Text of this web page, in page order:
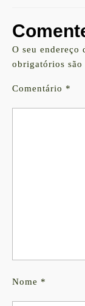
O seu endereço
obrigatórios são
Comentário *
Nome *